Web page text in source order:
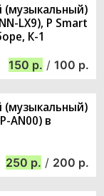
LX9), P Smart
К-1
150 / 100
AN00) в
250 / 200